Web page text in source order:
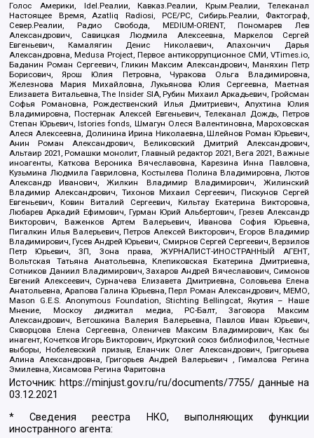
Голос Америки, Idel.Реалии, Кавказ.Реалии, Крым.Реалии, Телеканал
Настоящее Время, Azatliq Radiosi, PCE/PC, Сибирь.Реалии, Фактограф,
Север.Реалии, Радио Свобода, MEDIUM-ORIENT, Пономарев Лев
Александрович, Савицкая Людмила Алексеевна, Маркелов Сергей
Евгеньевич, Камалягин Денис Николаевич, Апахончич Дарья
Александровна, Medusa Project, Первое антикоррупционное СМИ, VTimes.io,
Баданин Роман Сергеевич, Гликин Максим Александрович, Маняхин Петр
Борисович, Ярош Юлия Петровна, Чуракова Ольга Владимировна,
Железнова Мария Михайловна, Лукьянова Юлия Сергеевна, Маетная
Елизавета Витальевна, The Insider SIA, Рубин Михаил Аркадьевич, Гройсман
Софья Романовна, Рождественский Илья Дмитриевич, Апухтина Юлия
Владимировна, Постернак Алексей Евгеньевич, Телеканал Дождь, Петров
Степан Юрьевич, Istories fonds, Шмагун Олеся Валентиновна, Мароховская
Алеся Алексеевна, Долинина Ирина Николаевна, Шлейнов Роман Юрьевич,
Анин Роман Александрович, Великовский Дмитрий Александрович,
Альтаир 2021, Ромашки монолит, Главный редактор 2021, Вега 2021, Важные
иноагенты, Каткова Вероника Вячеславовна, Карезина Инна Павловна,
Кузьмина Людмила Гавриловна, Костылева Полина Владимировна, Лютов
Александр Иванович, Жилкин Владимир Владимирович, Жилинский
Владимир Александрович, Тихонов Михаил Сергеевич, Пискунов Сергей
Евгеньевич, Ковин Виталий Сергеевич, Кильтау Екатерина Викторовна,
Любарев Аркадий Ефимович, Гурман Юрий Альбертович, Грезев Александр
Викторович, Важенков Артем Валерьевич, Иванова София Юрьевна,
Пигалкин Илья Валерьевич, Петров Алексей Викторович, Егоров Владимир
Владимирович, Гусев Андрей Юрьевич, Смирнов Сергей Сергеевич, Верзилов
Петр Юрьевич, ЗП, Зона права, ЖУРНАЛИСТ-ИНОСТРАННЫЙ АГЕНТ,
Вольтская Татьяна Анатольевна, Клепиковская Екатерина Дмитриевна,
Сотников Даниил Владимирович, Захаров Андрей Вячеславович, Симонов
Евгений Алексеевич, Сурначева Елизавета Дмитриевна, Соловьева Елена
Анатольевна, Арапова Галина Юрьевна, Перл Роман Александрович, МЕМО,
Mason G.E.S. Anonymous Foundation, Stichting Bellingcat, Якутия – Наше
Мнение, Москоу диджитал медиа, РС-Балт, Заговора Максим
Александрович, Ветошкина Валерия Валерьевна, Павлов Иван Юрьевич,
Скворцова Елена Сергеевна, Оленичев Максим Владимирович, Как бы
инагент, Кочетков Игорь Викторович, Иркутский союз библиофилов, Честные
выборы, Нобелевский призыв, Еланчик Олег Александрович, Григорьева
Алина Александровна, Григорьев Андрей Валерьевич , Гималова Регина
Эмилевна, Хисамова Регина Фаритовна
Источник: https://minjust.gov.ru/ru/documents/7755/ данные на
03.12.2021
* Сведения реестра НКО, выполняющих функции
иностранного агента: